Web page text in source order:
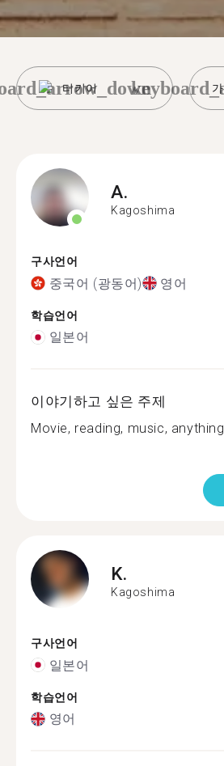
터키어
A.
Kagoshima
구사언어
중국어 (광동어) 영어
학습언어
일본어
이야기하고 싶은 주제
Movie, reading, music,
K.
Kagoshima
구사언어
일본어
학습언어
영어